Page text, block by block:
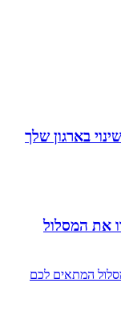
בארגון שלך
50 - כך תבחרו את המסלול